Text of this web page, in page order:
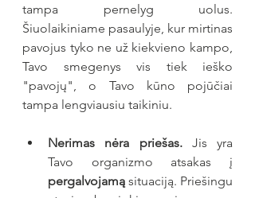
tampa pernelyg uolus.
Šiuolaikiniame pasaulyje, kur mirtinas
pavojus tyko ne už kiekvieno kampo,
Tavo smegenys vis tiek ieško
"pavojų", o Tavo kūno pojūčiai
tampa lengviausiu taikiniu.
Nerimas nėra priešas. Jis yra
pergalvojamą situaciją. Priešingu